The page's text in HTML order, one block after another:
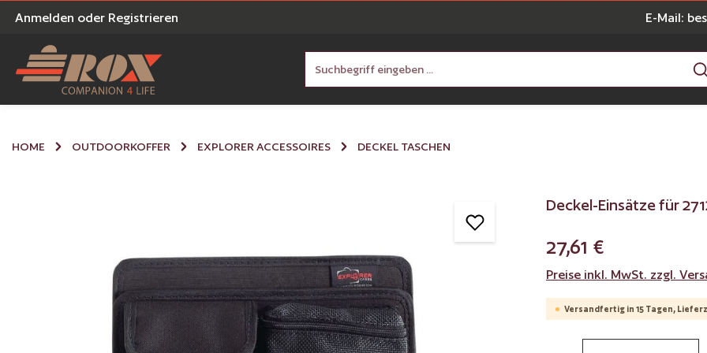
Zur Suche springen
Anmelden oder Registrieren E-Mail:
HOME OUTDOORKOFFER EXPLORER ACCESSOIRES DECKEL TASCHEN
Deckel-Einsätze für
27,61 €
Preise inkl. MwSt. zzgl.
Versandfertig in 15 Tagen,